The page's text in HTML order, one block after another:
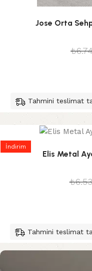
Jose Orta
₺
Tahmini teslimat
Elis Metal
İndirim
₺
Tahmini teslimat